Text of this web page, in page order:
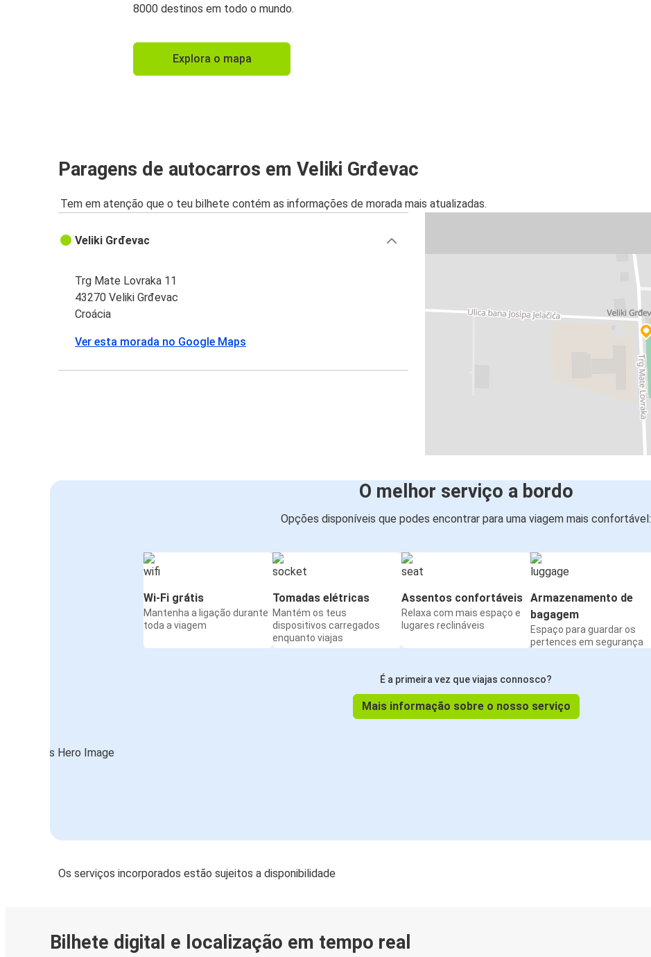
8000 destinos em todo o mundo.
Explora o mapa
Paragens de autocarros em Veliki Grđevac
Tem em atenção que o teu bilhete contém as informações de morada mais atualizadas.
Veliki Grđevac
Trg Mate Lovraka 11
43270 Veliki Grđevac
Croácia
Ver esta morada no Google Maps
O melhor serviço a bordo
Opções disponíveis que podes encontrar para uma viagem mais confortável:
Wi-Fi grátis
Mantenha a ligação durante
toda a viagem
Tomadas elétricas
Mantém os teus
dispositivos carregados
enquanto viajas
Assentos confortáveis
Relaxa com mais espaço e
lugares reclináveis
Armazenamento de
bagagem
Espaço para guardar os
pertences em segurança
É a primeira vez que viajas connosco?
Mais informação sobre o nosso serviço
Os serviços incorporados estão sujeitos a disponibilidade
Bilhete digital e localização em tempo real